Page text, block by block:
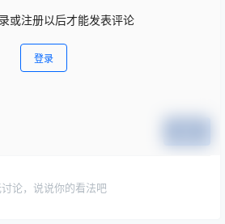
或注册以后才能发表评论
登录
论，说说你的看法吧